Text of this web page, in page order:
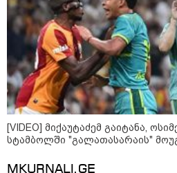
როგორ
შემდეგ:
მსოფლიო
[VIDEO] მიქაუტაძემ გაიტანა,
სტამბოლში "გალათასარაის"
MKURNALI.GE